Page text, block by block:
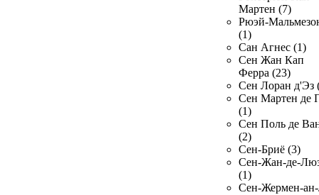
Мартен (7)
Рюэй-
(1)
Сан Агнес (1)
Сен Жан Кап
Ферра (23)
Сен Лоран д'Эз
Сен Мартен де
(1)
Сен Поль де
(2)
Сен-Бриё (3)
Сен-Жан-де-
(1)
Сен-Жермен-